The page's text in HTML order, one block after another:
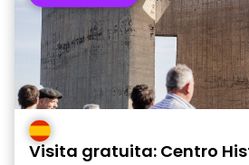
Visita gratuita: Centro